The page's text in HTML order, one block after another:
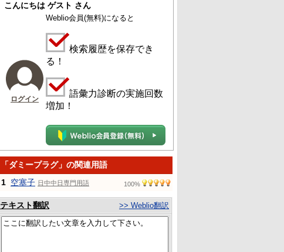
こんにちは ゲスト さん
ログイン
Weblio会員(無料)になると
検索履歴を保存でき
る！
語彙力診断の実施回数
増加！
「ダミープラグ」の関連用語
1 空塞子 日中中日専門用語 100%
テキスト翻訳 >> Weblio翻訳